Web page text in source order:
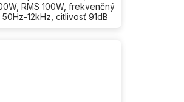
RMS 100W, frekvenčný
12kHz, citlivosť 91dB